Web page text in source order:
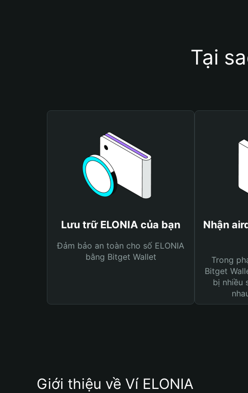
Tại
Lưu trữ ELONIA của bạn
Đảm bảo an toàn cho số ELONIA
bằng Bitget Wallet
Nhận
Trong
Bitget
bị nhiều
Giới thiệu về Ví ELONIA